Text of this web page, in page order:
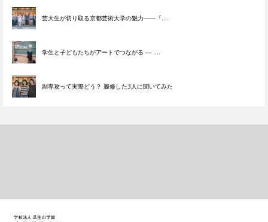
芸大生が切り取る京都芸術大学の魅力――『....
学生と子どもたちがアートでつながる ― ....
副専攻って実際どう？ 履修した3人に聞いてみた